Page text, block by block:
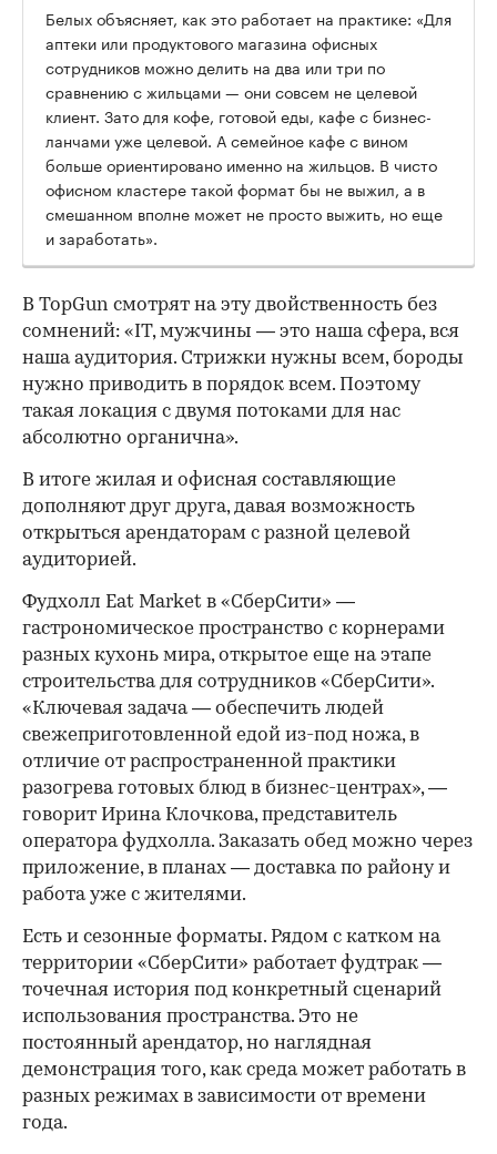
Белых объясняет, как это работает на практике: «Для
аптеки или продуктового магазина офисных
сотрудников можно делить на два или три по
сравнению с жильцами — они совсем не целевой
клиент. Зато для кофе, готовой еды, кафе с бизнес-
ланчами уже целевой. А семейное кафе с вином
больше ориентировано именно на жильцов. В чисто
офисном кластере такой формат бы не выжил, а в
смешанном вполне может не просто выжить, но еще
и заработать».
В TopGun смотрят на эту двойственность без
сомнений: «IT, мужчины — это наша сфера, вся
наша аудитория. Стрижки нужны всем, бороды
нужно приводить в порядок всем. Поэтому
такая локация с двумя потоками для нас
абсолютно органична».
В итоге жилая и офисная составляющие
дополняют друг друга, давая возможность
открыться арендаторам с разной целевой
аудиторией.
Фудхолл Eat Market в «СберСити» —
гастрономическое пространство с корнерами
разных кухонь мира, открытое еще на этапе
строительства для сотрудников «СберСити».
«Ключевая задача — обеспечить людей
свежеприготовленной едой из-под ножа, в
отличие от распространенной практики
разогрева готовых блюд в бизнес-центрах», —
говорит Ирина Клочкова, представитель
оператора фудхолла. Заказать обед можно через
приложение, в планах — доставка по району и
работа уже с жителями.
Есть и сезонные форматы. Рядом с катком на
территории «СберСити» работает фудтрак —
точечная история под конкретный сценарий
использования пространства. Это не
постоянный арендатор, но наглядная
демонстрация того, как среда может работать в
разных режимах в зависимости от времени
года.